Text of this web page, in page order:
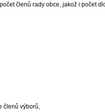
členů rady obce, jakož i počet
členů výborů,